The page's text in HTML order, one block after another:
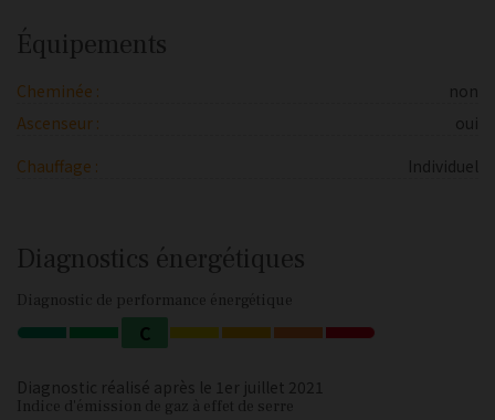
Équipements
Cheminée :
non
Ascenseur :
oui
Chauffage :
Individuel
Diagnostics énergétiques
Diagnostic de performance énergétique
C
Diagnostic réalisé après le 1er juillet 2021
Indice d'émission de gaz à effet de serre